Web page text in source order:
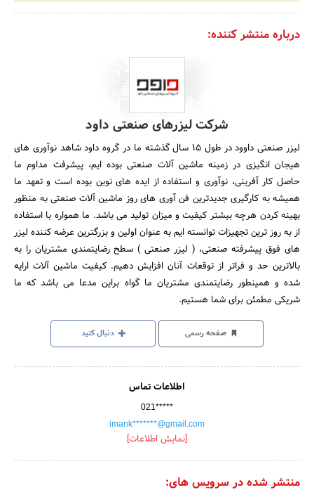
درباره منتشر کننده:
شرکت لیزرهای صنعتی داود
لیزر صنعتی داوود در طول ۱۵ سال گذشته ما در گروه داود شاهد نوآوری های
هیجان انگیزی در زمینه ماشین آلات صنعتی بوده ایم، پیشرفت مداوم ما
حاصل کار آفرینی، نوآوری و استفاده از ایده های نوین بوده است و تعهد ما
همیشه به کارگیری جدیدترین فن آوری های روز ماشین آلات صنعتی به منظور
بهینه کردن هرچه بیشتر کیفیت و میزان تولید می باشد. ما همواره با استفاده
از به روز ترین تجهیزات توانسته ایم به عنوان اولین و بزرگترین عرضه کننده لیزر
های فوق پیشرفته صنعتی، ( لیزر صنعتی ) سطح رضایتمندی مشتریان را به
بالاترین حد و فراتر از توقعات آنان افزایش دهیم. کیفیت ماشین آلات ارایه
شده و همینطور رضایتمندی مشتریان ما گواه براین مدعا می باشد که ما
شریکی مطمئن برای شما هستیم.
صفحه رسمی دنبال کنید
اطلاعات تماس
021*****
imank*******@gmail.com
[نمایش اطلاعات]
منتشر شده در سرویس های: